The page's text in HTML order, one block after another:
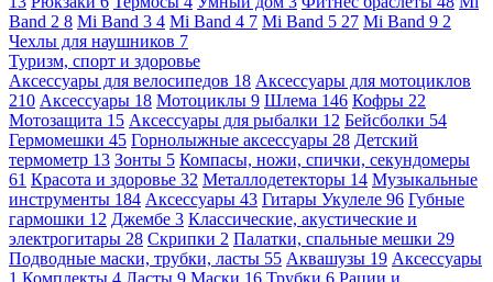
Band 2 8 Mi Band 3 4 Mi Band 4 7 Mi Band 5 27 Mi Band 9 2
Чехлы для наушников 7
Туризм, спорт и здоровье
Аксессуары для велосипедов 18 Аксессуары для мотоциклов
210 Аксессуары 18 Мотоциклы 9 Шлема 146 Кофры 22
Мотозащита 15 Аксессуары для рыбалки 12 Бейсболки 54
Гермомешки 45 Горнолыжные аксессуары 28 Детский
термометр 13 Зонты 5 Компасы, ножи, спички, секундомеры
61 Красота и здоровье 32 Металлодетекторы 14 Музыкальные
инструменты 184 Аксессуары 43 Гитары Укулеле 96 Губные
гармошки 12 Джембе 3 Классические, акустические и
электрогитары 28 Скрипки 2 Палатки, спальные мешки 29
Подводные маски, трубки, ласты 55 Аквашузы 19 Аксессуары
1 Комплекты 4 Ласты 9 Маски 16 Трубки 6 Рации и